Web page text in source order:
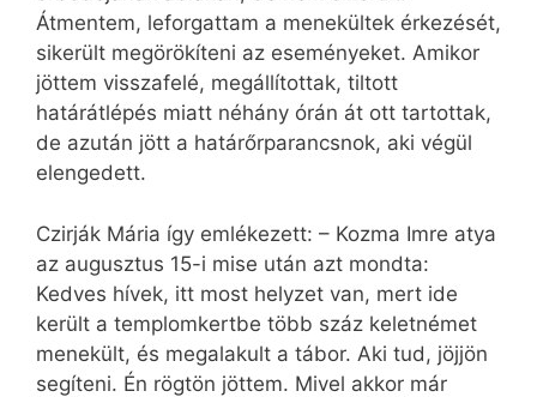
Átmentem, leforgattam a menekültek érkezését,
sikerült megörökíteni az eseményeket. Amikor
jöttem visszafelé, megállítottak, tiltott
határátlépés miatt néhány órán át ott tartottak,
de azután jött a határőrparancsnok, aki végül
elengedett.
Czirják Mária így emlékezett: – Kozma Imre atya
az augusztus 15-i mise után azt mondta:
Kedves hívek, itt most helyzet van, mert ide
került a templomkertbe több száz keletnémet
menekült, és megalakult a tábor. Aki tud, jöjjön
segíteni. Én rögtön jöttem. Mivel akkor már